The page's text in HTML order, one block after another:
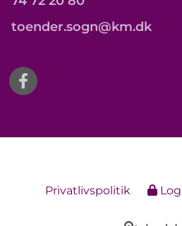
toender.sogn@km.dk
Privatlivspolitik